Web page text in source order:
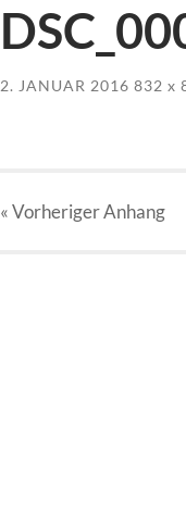
2. JANUAR 2016 832 x
« VorherigerAnhang